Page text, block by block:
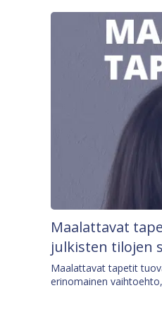
Maalattavat
julkisten tilojen
Maalattavat tapetit
erinomainen